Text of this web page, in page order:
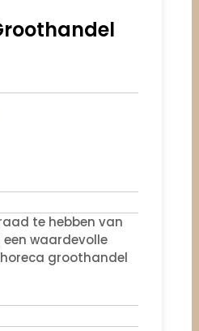
te hebben van
waardevolle
groothandel